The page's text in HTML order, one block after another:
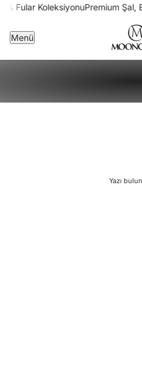
& Fular KoleksiyonuPremium Şal,
Menü
Yazı